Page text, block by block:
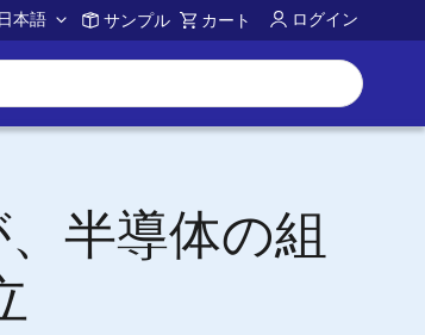
日本語 サンプル カート ログイン
半導体の組